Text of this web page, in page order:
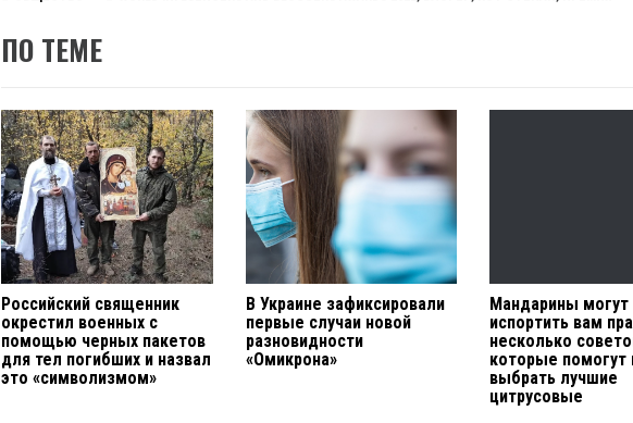
ПО ТЕМЕ
Российский священник
окрестил военных с
помощью черных пакетов
для тел погибших и назвал
это «символизмом»
В Украине зафиксировали
первые случаи новой
разновидности
«Омикрона»
Мандарины могут
испортить вам
несколько
которые помогут
выбрать лучшие
цитрусовые